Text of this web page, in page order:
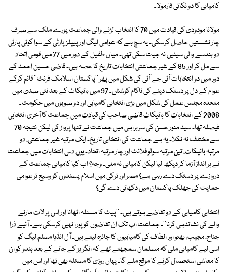
کامیابی کا دو نکاتی فارمولا۔
مولانا مودودی کی قیادت میں 70 کا انتخاب لڑنے والی جماعت پورے ملک سے صرف
چار نشستیں حاصل کرسکی۔ یہ سچ ہے کہ عوامی لیگ اور پیپلزپارٹی کے سوا کوئی پارٹی
دو ہندسے والی سیٹیں نہ جیت سکی تھی۔ میاں طفیل کے دور میں 77 میں قومی اتحاد
سے مل کر اور 85 کے غیر جماعتی انتخابات تاریخ کا حصہ ہیں۔ قاضی حسین احمد کے
دور میں دو انتخابات آئی جے آئی کی شکل میں پھر ''پاکستان اسلامک فرنٹ'' قائم کرکے
عوام کے دل پر دستک دینے کی ناکام کوشش۔ 97 میں بائیکاٹ کے بعد نئی صدی میں
متحدہ مجلس عمل کی شکل میں بڑی انتخابی کامیابی اور دو صوبوں میں حکومت۔
2008 کے انتخابات کا بائیکاٹ قاضی صاحب کی قیادت میں جماعت کا آخری انتخابی
فیصلہ تھا۔ سید منور حسن کی سربراہی میں جماعت نے تنہا پرواز کی لیکن نتیجہ 70
سے مختلف نہ نکلا۔ یہ ہے جماعت کی انتخابی تاریخ۔ ایک مرتبہ غیر جماعتی، دو
مرتبہ بائیکاٹ، تین مرتبہ سولو فلائٹ اور چار مرتبہ اتحاد۔ یوں دس انتخابات میں جماعت
نے ہر انداز آزما کر دیکھ لیا لیکن کامیابی نہ ملی۔ وجہ؟ اب کیا کامیابی جماعت کے
دروازے پر دستک دے رہی ہے؟ مصر اور ترکی میں اسلام پسندوں کو وسیع تر عوامی
حمایت کی جھلک پاکستان میں دکھائی دے گی؟
انتخابی کامیابی کے دو تقاضے ہوتے ہیں۔ ''پیٹ کا مسئلہ اٹھانا اور اس پر لات مارنے
والے کی نشاندہی کرنا''۔ جماعت اب تک ان تقاضوں کو پورا نہیں کرسکی ہے۔ آئیے ذرا
جناح، مجیب، بھٹو اور الطاف کی کامیابیوں کا جائزہ لیتے ہیں۔ آل انڈیا مسلم لیگ کو
اسی لیے کامیابی ملی کہ مسلمان سمجھتے تھے کہ انگریز کے جانے کے بعد ہندو کو ان
کا معاشی استحصال کرنے کا موقع ملے گا۔ یہاں روزی کا مسئلہ بھی تھا اور اس میں